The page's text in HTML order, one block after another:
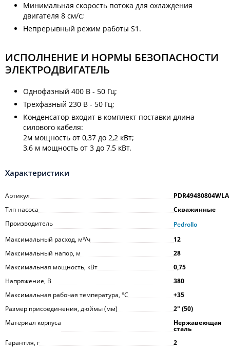
Минимальная скорость потока для охлаждения
двигателя 8 см/с;
Непрерывный режим работы S1.
ИСПОЛНЕНИЕ И НОРМЫ БЕЗОПАСНОСТИ
ЭЛЕКТРОДВИГАТЕЛЬ
Однофазный 400 В - 50 Гц;
Трехфазный 230 В - 50 Гц;
Конденсатор входит в комплект поставки длина
силового кабеля:
2м мощность от 0,37 до 2,2 кВт;
3,6 м мощность от 3 до 7,5 кВт.
Характеристики
Артикул
PDR49480804WLA
Тип насоса
Скважинные
Производитель
Pedrollo
Максимальный расход, м³/ч
12
Максимальный напор, м
28
Максимальная мощность, кВт
0,75
Напряжение, В
380
Максимальная рабочая температура, °С
+35
Размер присоединения, дюймы (мм)
2ʺ (50)
Материал корпуса
Нержавеющая
сталь
Гарантия, г
2